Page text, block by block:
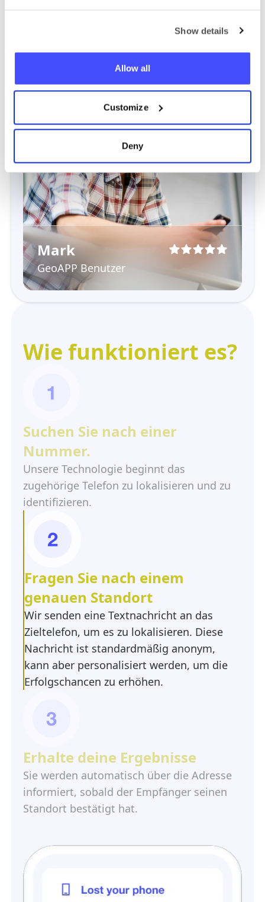
Show details
Allow all
Customize
Deny
Treffen reibungslos und alles
ging gut!“”
Mark
GeoAPP Benutzer
Wie funktioniert es?
Suchen Sie nach einer
Nummer.
Unsere Technologie beginnt das
zugehörige Telefon zu lokalisieren und zu
identifizieren.
Fragen Sie nach einem
genauen Standort
Wir senden eine Textnachricht an das
Zieltelefon, um es zu lokalisieren. Diese
Nachricht ist standardmäßig anonym,
kann aber personalisiert werden, um die
Erfolgschancen zu erhöhen.
Erhalte deine Ergebnisse
Sie werden automatisch über die Adresse
informiert, sobald der Empfänger seinen
Standort bestätigt hat.